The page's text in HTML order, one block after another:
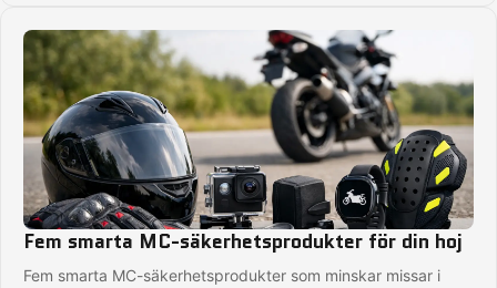
Fem smarta MC-säkerhetsprodukter för din hoj
Fem smarta MC-säkerhetsprodukter som minskar missar i